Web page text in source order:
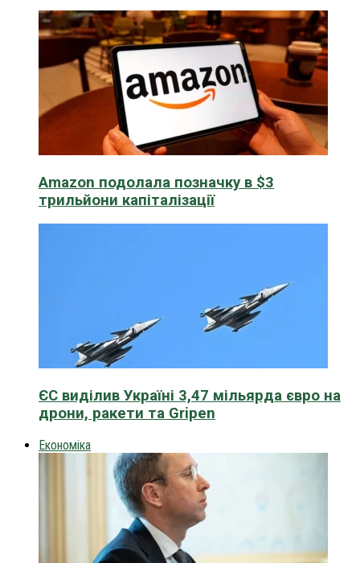
Amazon подолала позначку в $3
трильйони капіталізації
ЄС виділив Україні 3,47 мільярда євро на
дрони, ракети та Gripen
Економіка